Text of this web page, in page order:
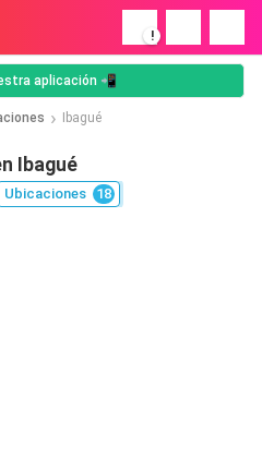
!
aplicación 📲
Ibagué
Ibagué
Ubicaciones 18